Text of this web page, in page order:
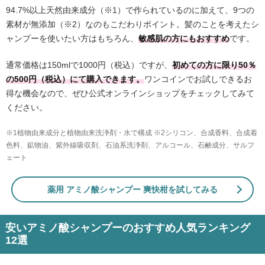
94.7%以上天然由来成分（※1）で作られているのに加えて、9つの
素材が無添加（※2）なのもこだわりポイント。髪のことを考えたシ
ャンプーを使いたい方はもちろん、 敏感肌の方にもおすすめです。
通常価格は150mlで1000円（税込）ですが、 初めての方に限り50％
の500円（税込）にて購入できます。ワンコインでお試しできるお
得な機会なので、ぜひ公式オンラインショップをチェックしてみて
ください。
※1植物由来成分と植物由来洗浄剤・水で構成 ※2シリコン、合成香料、合成着
色料、鉱物油、紫外線吸収剤、石油系洗浄剤、アルコール、石鹸成分、サルフ
ェート
薬用 アミノ酸シャンプー 爽快柑を試してみる
安いアミノ酸シャンプーのおすすめ人気ランキング
12選